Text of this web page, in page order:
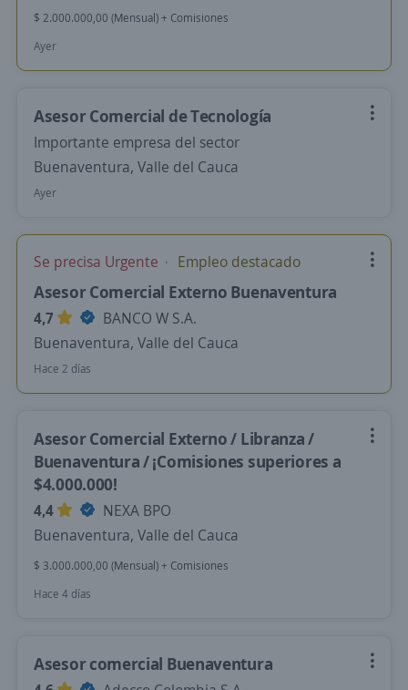
$ 2.000.000,00 (Mensual) + Comisiones
Ayer
Asesor Comercial de Tecnología
Importante empresa del sector
Buenaventura, Valle del Cauca
Ayer
Se precisa Urgente Empleo destacado
Asesor Comercial Externo Buenaventura
4,7
BANCO W S.A.
Buenaventura, Valle del Cauca
Hace 2 días
Asesor Comercial Externo / Libranza /
Buenaventura / ¡Comisiones superiores a
$4.000.000!
4,4
NEXA BPO
Buenaventura, Valle del Cauca
$ 3.000.000,00 (Mensual) + Comisiones
Hace 4 días
Asesor comercial Buenaventura